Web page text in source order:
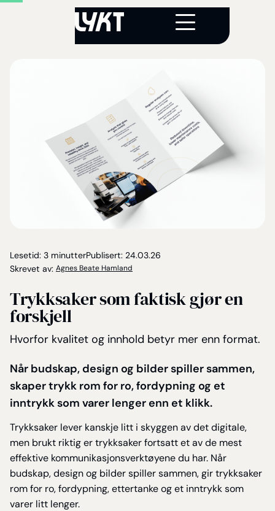
Når budskap, design og bilder spiller sammen,
skaper trykk rom for ro, fordypning og et
inntrykk som varer lenger enn et klikk.
Trykksaker lever kanskje litt i skyggen av det digitale,
men brukt riktig er trykksaker fortsatt et av de mest
effektive kommunikasjonsverktøyene du har. Når
budskap, design og bilder spiller sammen, gir trykksaker
rom for ro, fordypning, ettertanke og et inntrykk som
varer litt lenger.
Trykksaker som faktisk gjør en
forskjell
Hvorfor kvalitet og innhold betyr mer enn format.
Skrevet av: Agnes Beate Hamland
Lesetid: 3 minutterPublisert: 24.03.26